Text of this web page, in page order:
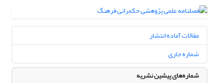
مقالات آماده انتشار
شماره جاری
شماره‌های پیشین نشریه